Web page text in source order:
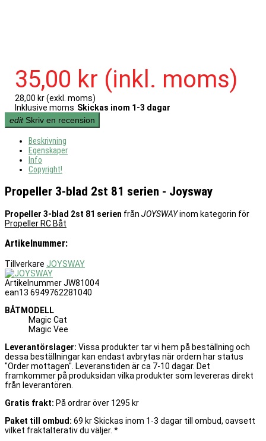
35,00 kr (inkl. moms)
28,00 kr(exkl. moms)
Inklusive moms Skickas inom 1-3 dagar
edit Skriv en recension
Beskrivning
Egenskaper
Info
Copyright!
Propeller 3-blad 2st 81 serien - Joysway
Propeller 3-blad 2st 81 serien från JOYSWAYinom kategorin för
Propeller RC Båt
Artikelnummer:
Tillverkare JOYSWAY
ArtikelnummerJW81004
ean13 6949762281040
BÅTMODELL
Magic Cat
Magic Vee
Leverantörslager: Vissa produkter tar vi hem på beställning och
dessa beställningar kan endast avbrytas när ordern har status
"Order mottagen". Leveranstiden är ca 7-10 dagar. Det
framkommer på produksidan vilka produkter som levereras direkt
från leverantören.
Gratis frakt: På ordrar över 1295 kr
Paket till ombud: 69 kr Skickas inom 1-3 dagar till ombud, oavsett
vilket fraktalterativ du väljer. *